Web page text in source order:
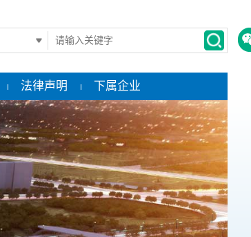
法律声明 下属企业